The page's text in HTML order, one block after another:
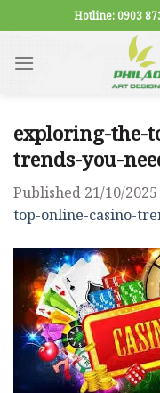
to
content
Hotline: 0903
exploring-the-
trends-you-
Published 21/10/2025
top-online-casino-